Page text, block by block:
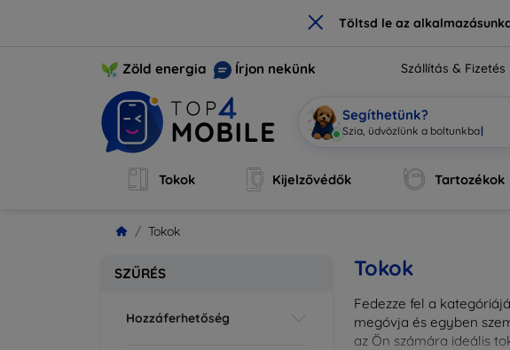
× Töltsd le az
Zöld energia Írjon nekünk Szállítás & Fizetés
Segíthetünk?
|
Tokok Kijelzővédők Tartozékok
Tokok
SZŰRÉS
Hozzáferhetőség
Tokok
Fedezze fel a
megóvja és egyben
az Ön számára ideális